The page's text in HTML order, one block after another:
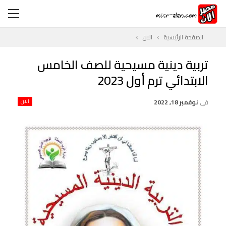
الصفحة الرئيسية الان
تربية دينية مسيحية للصف الخامس
الابتدائي ترم أول 2023
الان في نوفمبر 18, 2022